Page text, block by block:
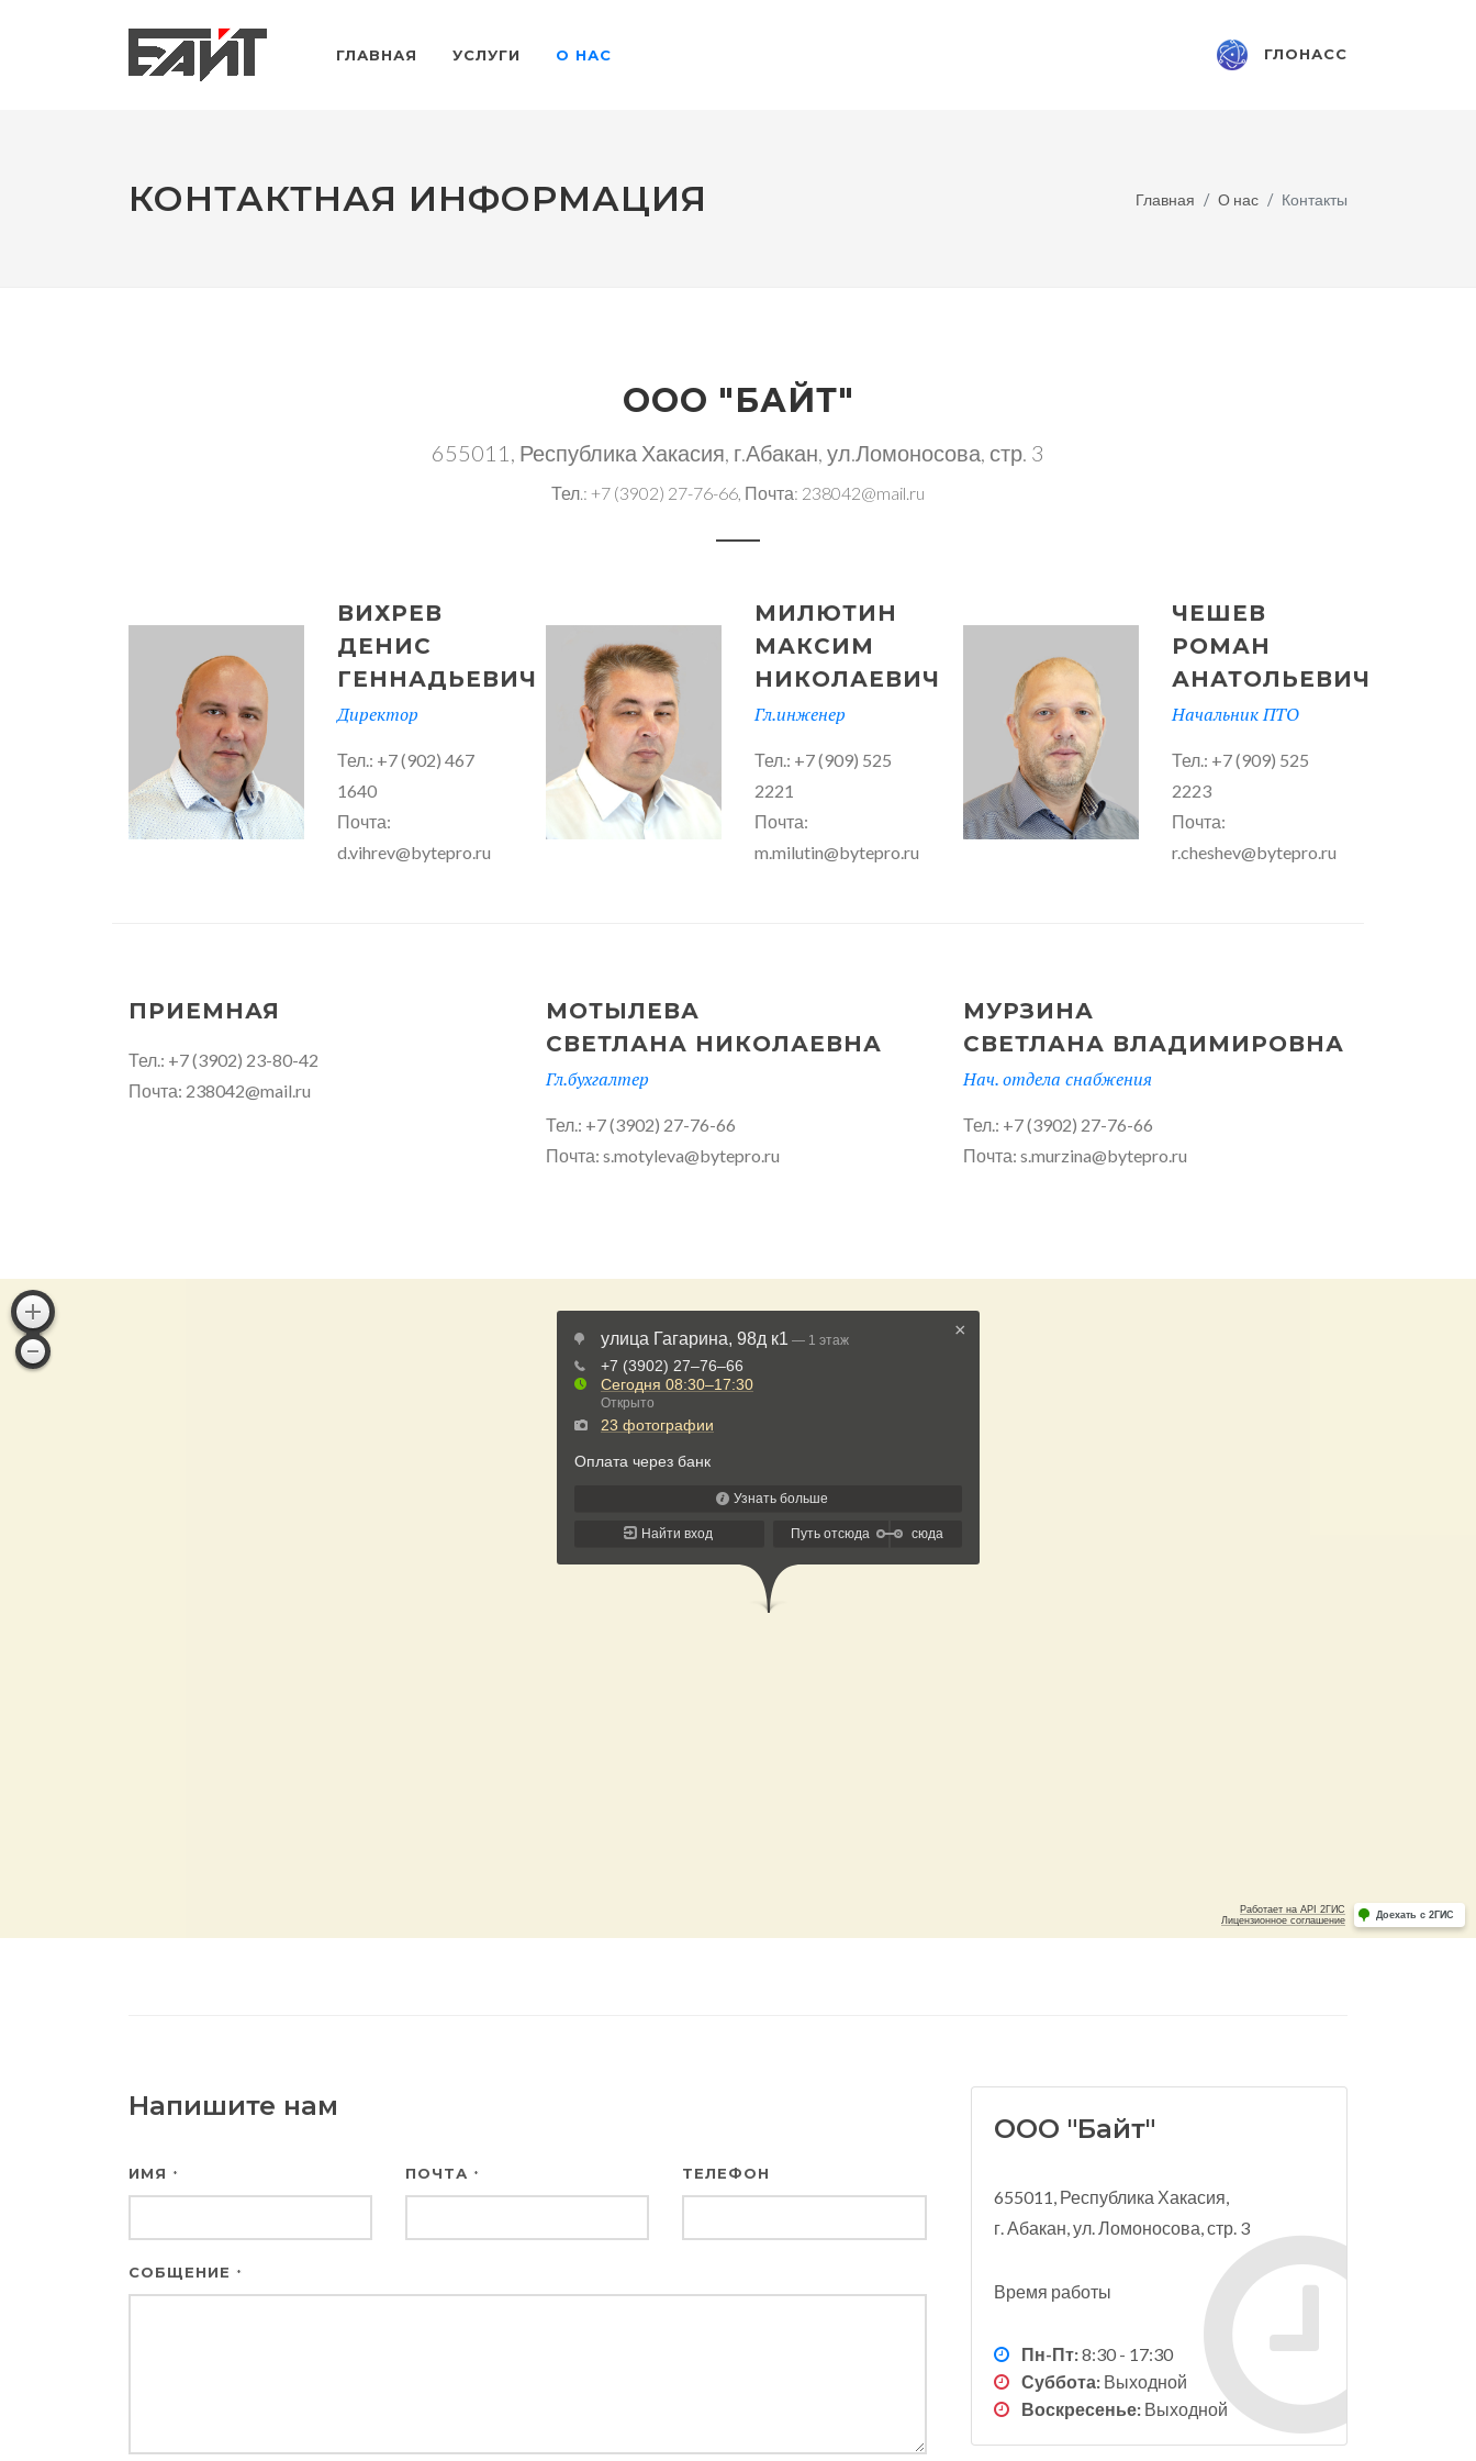
ГЛОНАСС
ГЛАВНАЯ УСЛУГИ О НАС
КОНТАКТНАЯ ИНФОРМАЦИЯ Главная О нас Контакты
ООО "БАЙТ"
655011, Республика Хакасия, г.Абакан, ул.Ломоносова, стр. 3
Тел.: +7 (3902) 27-76-66, Почта: 238042@mail.ru
ВИХРЕВ
ДЕНИС
ГЕННАДЬЕВИЧ
Директор
Тел.: +7 (902) 467
1640
Почта:
d.vihrev@bytepro.ru
МИЛЮТИН
МАКСИМ
НИКОЛАЕВИЧ
Гл.инженер
Тел.: +7 (909) 525
2221
Почта:
m.milutin@bytepro.ru
ЧЕШЕВ
РОМАН
АНАТОЛЬЕВИЧ
Начальник ПТО
Тел.: +7 (909) 525
2223
Почта:
r.cheshev@bytepro.ru
ПРИЕМНАЯ
Тел.: +7 (3902) 23-80-42
Почта: 238042@mail.ru
МОТЫЛЕВА
СВЕТЛАНА НИКОЛАЕВНА
Гл.бухгалтер
Тел.: +7 (3902) 27-76-66
Почта: s.motyleva@bytepro.ru
МУРЗИНА
СВЕТЛАНА ВЛАДИМИРОВНА
Нач. отдела снабжения
Тел.: +7 (3902) 27-76-66
Почта: s.murzina@bytepro.ru
Напишите нам
ИМЯ * ПОЧТА * ТЕЛЕФОН
СОБЩЕНИЕ *
ООО "Байт"
655011, Республика Хакасия,
г. Абакан, ул. Ломоносова, стр. 3
Время работы
Пн-Пт:8:30 - 17:30
Суббота:Выходной
Воскресенье:Выходной